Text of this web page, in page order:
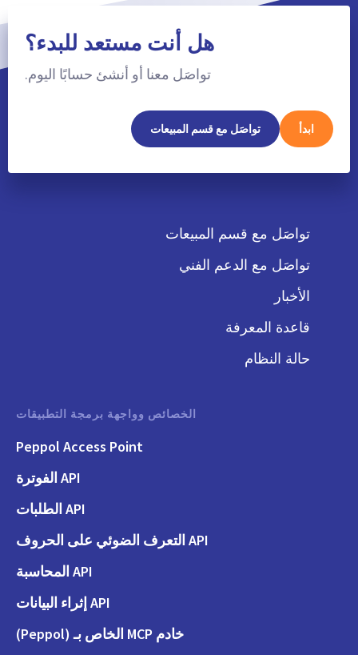
هل أنت مستعد للبدء؟
تواصَل معنا أو أنشئ حسابًا اليوم.
ابدأ تواصَل مع قسم المبيعات
تواصَل مع قسم المبيعات
تواصَل مع الدعم الفني
الأخبار
قاعدة المعرفة
حالة النظام
الخصائص وواجهة برمجة التطبيقات
Peppol Access Point
API الفوترة
API الطلبات
API التعرف الضوئي على الحروف
API المحاسبة
API إثراء البيانات
خادم MCP الخاص بـ (Peppol)